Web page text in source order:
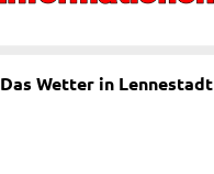
Das Wetter in Lennestadt